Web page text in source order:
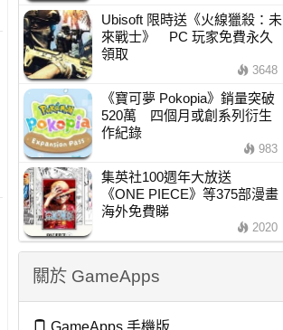
Ubisoft 限時送《火線獵殺：未
來戰士》 PC 玩家免費永久
領取
3648
《寶可夢 Pokopia》銷量突破
520萬 四個月或創系列衍生
作紀錄
983
集英社100週年大放送
《ONE PIECE》等375部漫畫
海外免費睇
2020
關於 GameApps
GameApps 手機版